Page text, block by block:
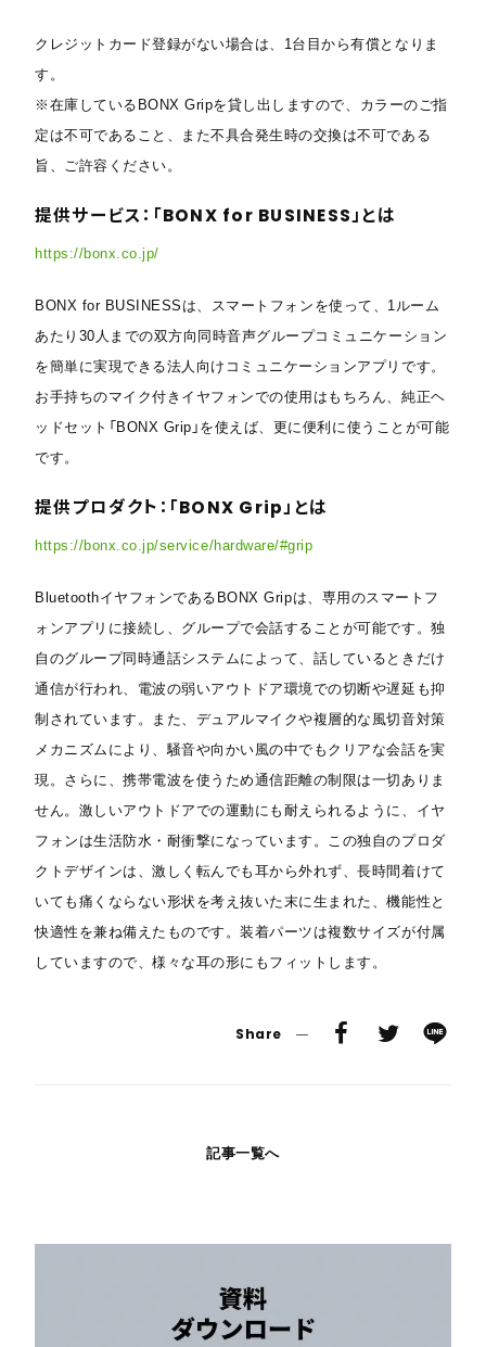
クレジットカード登録がない場合は、1台目から有償となりま
す。
※在庫しているBONX Gripを貸し出しますので、カラーのご指
定は不可であること、また不具合発生時の交換は不可である
旨、ご許容ください。
提供サービス：「BONX for BUSINESS」とは
https://bonx.co.jp/
BONX for BUSINESSは、スマートフォンを使って、1ルーム
あたり30人までの双方向同時音声グループコミュニケーション
を簡単に実現できる法人向けコミュニケーションアプリです。
お手持ちのマイク付きイヤフォンでの使用はもちろん、純正ヘ
ッドセット「BONX Grip」を使えば、更に便利に使うことが可能
です。
提供プロダクト：「BONX Grip」とは
https://bonx.co.jp/service/hardware/#grip
BluetoothイヤフォンであるBONX Gripは、専用のスマートフ
ォンアプリに接続し、グループで会話することが可能です。独
自のグループ同時通話システムによって、話しているときだけ
通信が行われ、電波の弱いアウトドア環境での切断や遅延も抑
制されています。また、デュアルマイクや複層的な風切音対策
メカニズムにより、騒音や向かい風の中でもクリアな会話を実
現。さらに、携帯電波を使うため通信距離の制限は一切ありま
せん。激しいアウトドアでの運動にも耐えられるように、イヤ
フォンは生活防水・耐衝撃になっています。この独自のプロダ
クトデザインは、激しく転んでも耳から外れず、長時間着けて
いても痛くならない形状を考え抜いた末に生まれた、機能性と
快適性を兼ね備えたものです。装着パーツは複数サイズが付属
していますので、様々な耳の形にもフィットします。
Share
記事一覧へ